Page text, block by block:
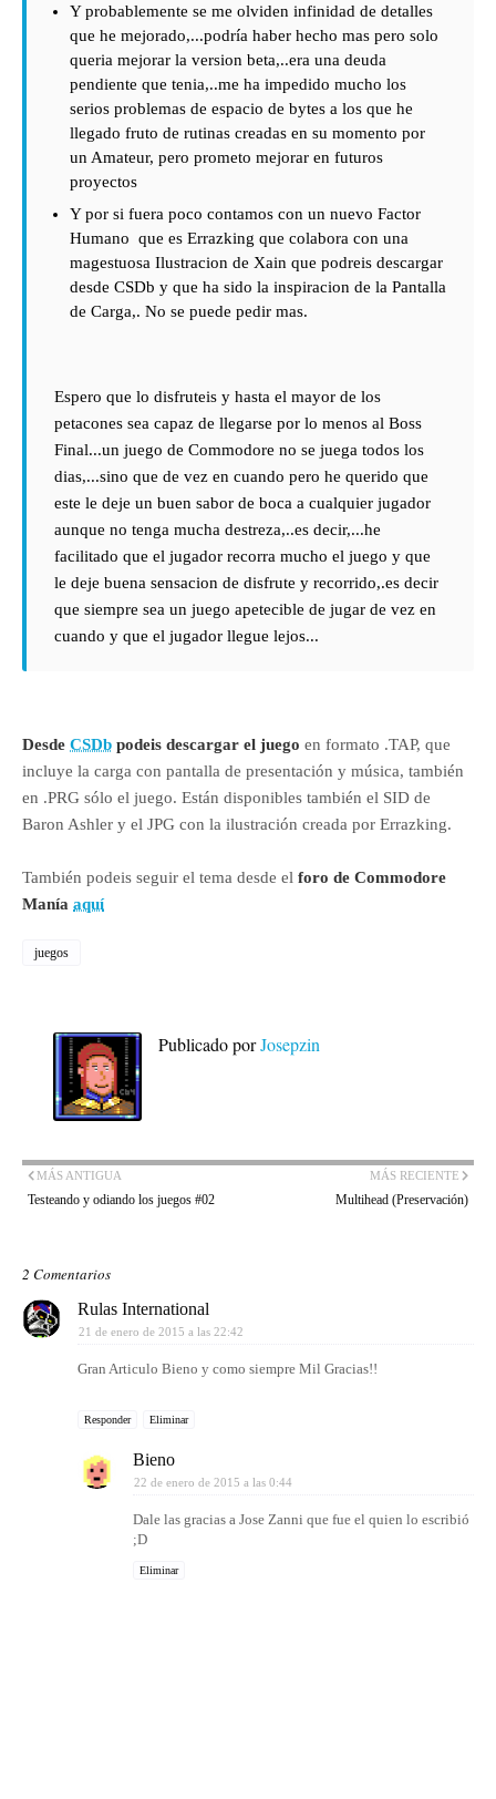
Y probablemente se me olviden infinidad de detalles
que he mejorado,...podría haber hecho mas pero solo
queria mejorar la version beta,..era una deuda
pendiente que tenia,..me ha impedido mucho los
serios problemas de espacio de bytes a los que he
llegado fruto de rutinas creadas en su momento por
un Amateur, pero prometo mejorar en futuros
proyectos
Y por si fuera poco contamos con un nuevo Factor
Humano que es Errazking que colabora con una
magestuosa Ilustracion de Xain que podreis descargar
desde CSDb y que ha sido la inspiracion de la Pantalla
de Carga,. No se puede pedir mas.
Espero que lo disfruteis y hasta el mayor de los
petacones sea capaz de llegarse por lo menos al Boss
Final...un juego de Commodore no se juega todos los
dias,...sino que de vez en cuando pero he querido que
este le deje un buen sabor de boca a cualquier jugador
aunque no tenga mucha destreza,..es decir,...he
facilitado que el jugador recorra mucho el juego y que
le deje buena sensacion de disfrute y recorrido,.es decir
que siempre sea un juego apetecible de jugar de vez en
cuando y que el jugador llegue lejos...
Desde CSDb podeis descargar el juego en formato .TAP, que
incluye la carga con pantalla de presentación y música, también
en .PRG sólo el juego. Están disponibles también el SID de
Baron Ashler y el JPG con la ilustración creada por Errazking.
También podeis seguir el tema desde el foro de Commodore
Manía aquí
juegos
Publicado porJosepzin
MÁS RECIENTE
Multihead (Preservación)
MÁS ANTIGUA
Testeando y odiando los juegos #02
2 Comentarios
Rulas International
21 de enero de 2015 a las 22:42
Gran Articulo Bieno y como siempre Mil Gracias!!
Responder Eliminar
Bieno
22 de enero de 2015 a las 0:44
Dale las gracias a Jose Zanni que fue el quien lo escribió
;D
Eliminar